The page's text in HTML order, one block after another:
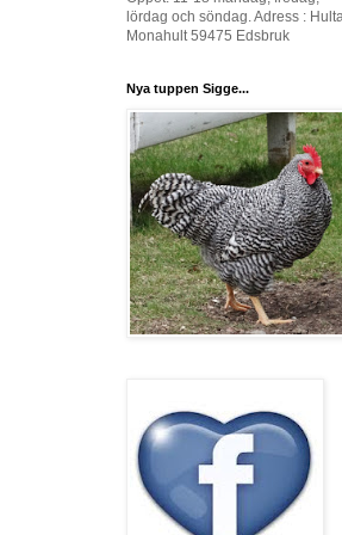
lördag och söndag. Adress :
Monahult 59475 Edsbruk
Nya tuppen Sigge...